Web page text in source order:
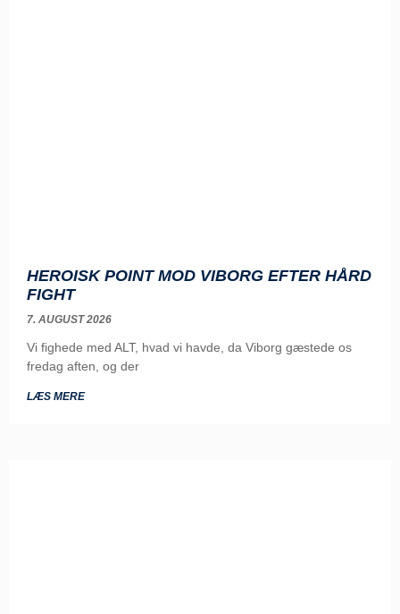
HEROISK POINT MOD VIBORG EFTER HÅRD
FIGHT
7. AUGUST 2026
Vi fighede med ALT, hvad vi havde, da Viborg gæstede os
fredag aften, og der
LÆS MERE